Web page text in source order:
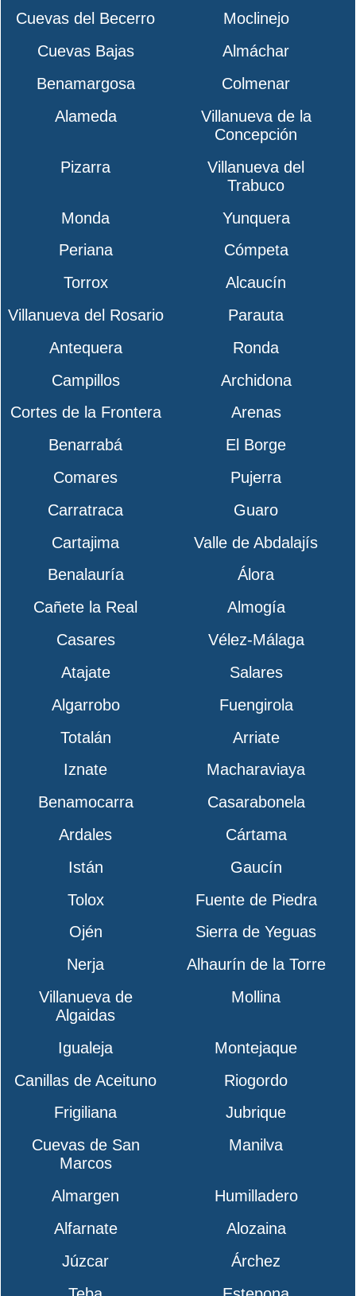
Cuevas del Becerro
Moclinejo
Cuevas Bajas
Almáchar
Benamargosa
Colmenar
Alameda
Villanueva de la
Concepción
Pizarra
Villanueva del
Trabuco
Monda
Yunquera
Periana
Cómpeta
Torrox
Alcaucín
Villanueva del Rosario
Parauta
Antequera
Ronda
Campillos
Archidona
Cortes de la Frontera
Arenas
Benarrabá
El Borge
Comares
Pujerra
Carratraca
Guaro
Cartajima
Valle de Abdalajís
Benalauría
Álora
Cañete la Real
Almogía
Casares
Vélez-Málaga
Atajate
Salares
Algarrobo
Fuengirola
Totalán
Arriate
Iznate
Macharaviaya
Benamocarra
Casarabonela
Ardales
Cártama
Istán
Gaucín
Tolox
Fuente de Piedra
Ojén
Sierra de Yeguas
Nerja
Alhaurín de la Torre
Villanueva de
Algaidas
Mollina
Igualeja
Montejaque
Canillas de Aceituno
Riogordo
Frigiliana
Jubrique
Cuevas de San
Marcos
Manilva
Almargen
Humilladero
Alfarnate
Alozaina
Júzcar
Árchez